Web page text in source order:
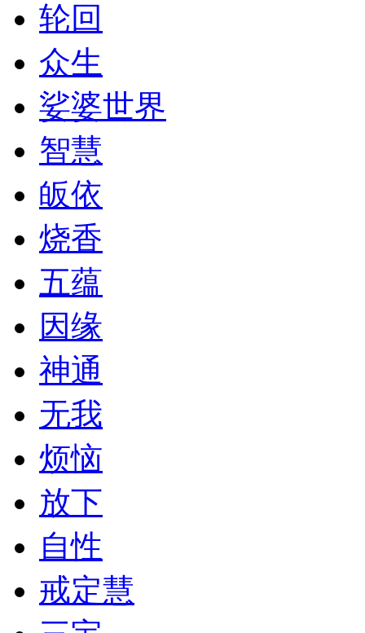
轮回
众生
娑婆世界
智慧
皈依
烧香
五蕴
因缘
神通
无我
烦恼
放下
自性
戒定慧